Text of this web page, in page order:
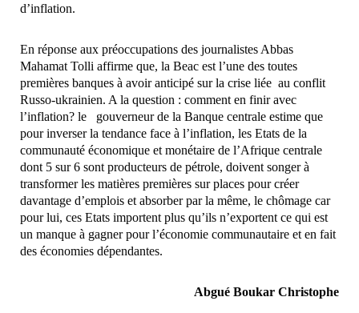
d’inflation.
En réponse aux préoccupations des journalistes Abbas
Mahamat Tolli affirme que, la Beac est l’une des toutes
premières banques à avoir anticipé sur la crise liée au conflit
Russo-ukrainien. A la question : comment en finir avec
l’inflation? le gouverneur de la Banque centrale estime que
pour inverser la tendance face à l’inflation, les Etats de la
communauté économique et monétaire de l’Afrique centrale
dont 5 sur 6 sont producteurs de pétrole, doivent songer à
transformer les matières premières sur places pour créer
davantage d’emplois et absorber par la même, le chômage car
pour lui, ces Etats importent plus qu’ils n’exportent ce qui est
un manque à gagner pour l’économie communautaire et en fait
des économies dépendantes.
Abgué Boukar Christophe